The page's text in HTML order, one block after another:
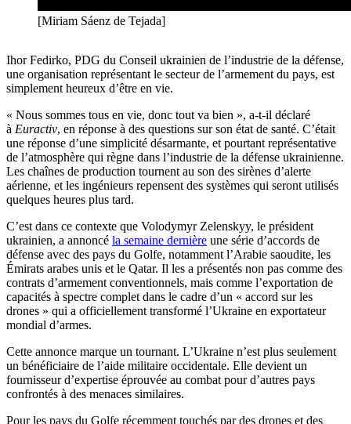
[Miriam Sáenz de Tejada]
Ihor Fedirko, PDG du Conseil ukrainien de l’industrie de la défense,
une organisation représentant le secteur de l’armement du pays, est
simplement heureux d’être en vie.
« Nous sommes tous en vie, donc tout va bien », a-t-il déclaré
à Euractiv, en réponse à des questions sur son état de santé. C’était
une réponse d’une simplicité désarmante, et pourtant représentative
de l’atmosphère qui règne dans l’industrie de la défense ukrainienne.
Les chaînes de production tournent au son des sirènes d’alerte
aérienne, et les ingénieurs repensent des systèmes qui seront utilisés
quelques heures plus tard.
C’est dans ce contexte que Volodymyr Zelenskyy, le président
ukrainien, a annoncé la semaine dernière une série d’accords de
défense avec des pays du Golfe, notamment l’Arabie saoudite, les
Émirats arabes unis et le Qatar. Il les a présentés non pas comme des
contrats d’armement conventionnels, mais comme l’exportation de
capacités à spectre complet dans le cadre d’un « accord sur les
drones » qui a officiellement transformé l’Ukraine en exportateur
mondial d’armes.
Cette annonce marque un tournant. L’Ukraine n’est plus seulement
un bénéficiaire de l’aide militaire occidentale. Elle devient un
fournisseur d’expertise éprouvée au combat pour d’autres pays
confrontés à des menaces similaires.
Pour les pays du Golfe récemment touchés par des drones et des